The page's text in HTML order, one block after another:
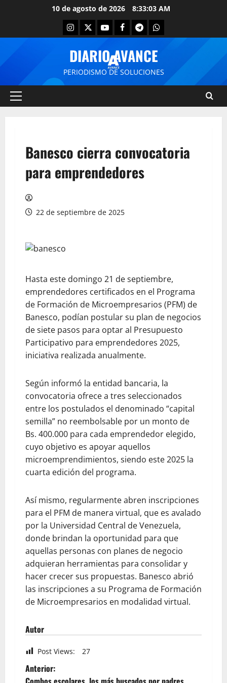
10 de agosto de 2026 8:33:04 AM
DIARIO AVANCE
PERIODISMO DE SOLUCIONES
Banesco cierra convocatoria
para emprendedores
22 de septiembre de 2025
Hasta este domingo 21 de septiembre,
emprendedores certificados en el Programa
de Formación de Microempresarios (PFM) de
Banesco, podían postular su plan de negocios
de siete pasos para optar al Presupuesto
Participativo para emprendedores 2025,
iniciativa realizada anualmente.
Según informó la entidad bancaria, la
convocatoria ofrece a tres seleccionados
entre los postulados el denominado “capital
semilla” no reembolsable por un monto de
Bs. 400.000 para cada emprendedor elegido,
cuyo objetivo es apoyar aquellos
microemprendimientos, siendo este 2025 la
cuarta edición del programa.
Así mismo, regularmente abren inscripciones
para el PFM de manera virtual, que es avalado
por la Universidad Central de Venezuela,
donde brindan la oportunidad para que
aquellas personas con planes de negocio
adquieran herramientas para consolidar y
hacer crecer sus propuestas. Banesco abrió
las inscripciones a su Programa de Formación
de Microempresarios en modalidad virtual.
Autor
Post Views: 27
Anterior: